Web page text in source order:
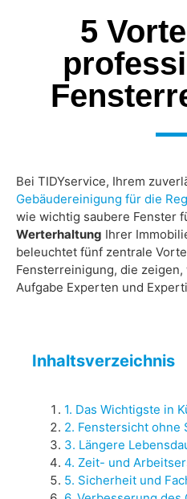
5
Bei TIDYservice, Ihrem
Gebäudereinigung für die
wie wichtig saubere Fenster
Werterhaltung Ihrer
beleuchtet fünf zentrale
Fensterreinigung, die
Aufgabe Experten und
Inhaltsverzeichnis
1. Das Wichtigste in
2. Fenstersicht ohne
3. Längere
4. Zeit- und
5. Sicherheit und